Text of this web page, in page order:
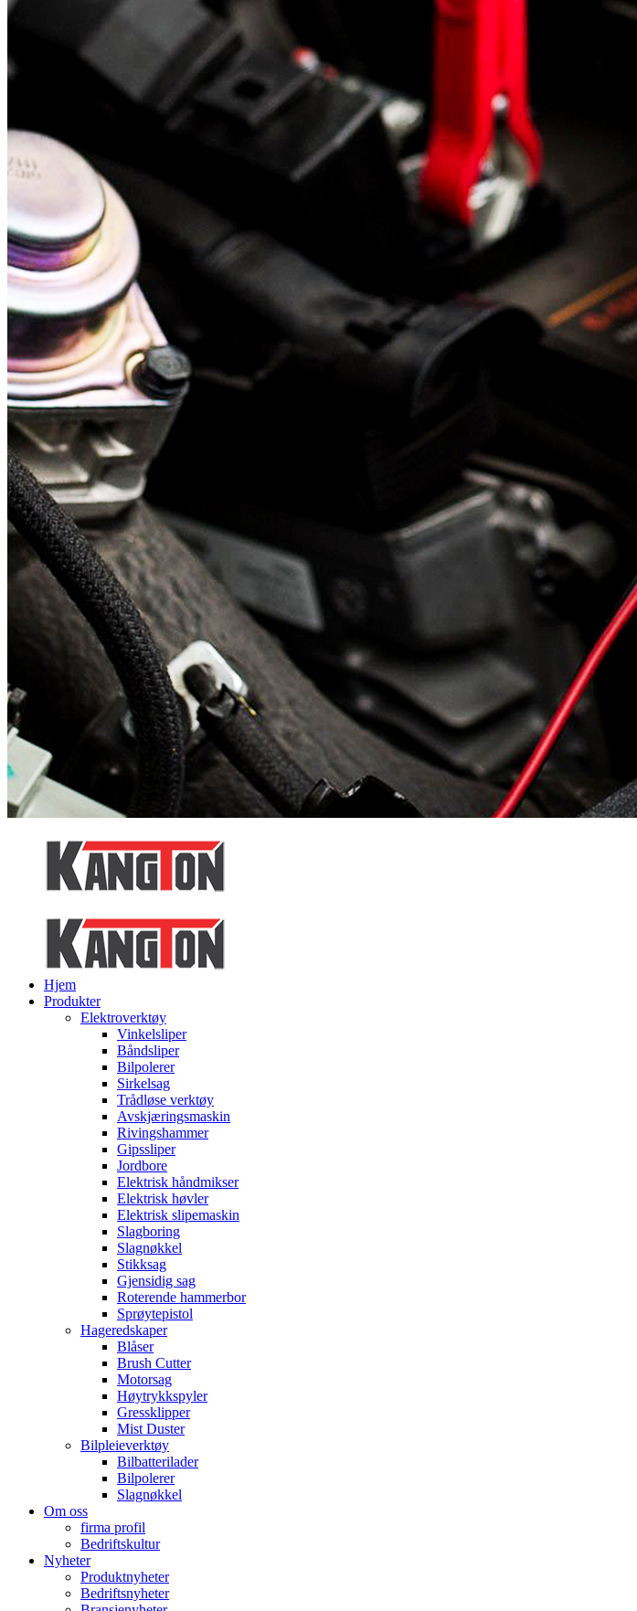
Hjem
Produkter
Elektroverktøy
Vinkelsliper
Båndsliper
Bilpolerer
Sirkelsag
Trådløse verktøy
Avskjæringsmaskin
Rivingshammer
Gipssliper
Jordbore
Elektrisk håndmikser
Elektrisk høvler
Elektrisk slipemaskin
Slagboring
Slagnøkkel
Stikksag
Gjensidig sag
Roterende hammerbor
Sprøytepistol
Hageredskaper
Blåser
Brush Cutter
Motorsag
Høytrykkspyler
Gressklipper
Mist Duster
Bilpleieverktøy
Bilbatterilader
Bilpolerer
Slagnøkkel
Om oss
firma profil
Bedriftskultur
Nyheter
Produktnyheter
Bedriftsnyheter